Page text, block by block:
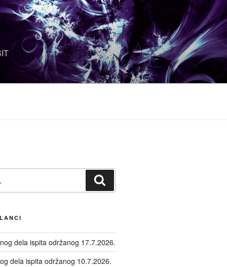
dela ispita održanog 17.7.2026.
dela ispita održanog 10.7.2026.